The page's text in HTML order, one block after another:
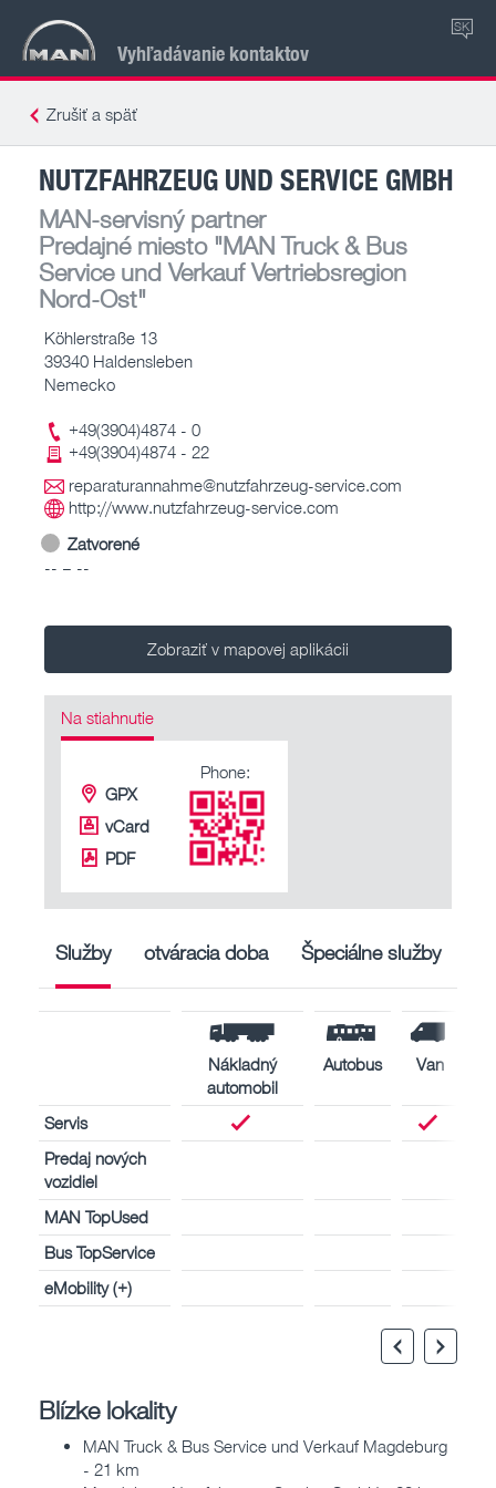
Vyhľadávanie kontaktov
SK
Zrušiť a späť
NUTZFAHRZEUG UND SERVICE GMBH
MAN-servisný partner
Predajné miesto"MAN Truck & Bus
Service und Verkauf Vertriebsregion
Nord-Ost"
Köhlerstraße 13
39340 Haldensleben
Nemecko
+49(3904)4874 - 0
+49(3904)4874 - 22
reparaturannahme@nutzfahrzeug-service.com
http://www.nutzfahrzeug-service.com
Zatvorené
-- – --
Zobraziť v mapovej aplikácii
Na stiahnutie
GPX
vCard
PDF
Phone:
Služby otváracia doba Špeciálne služby
Nákladný
automobil
Autobus Van
Servis
Predaj nových
vozidiel
MAN TopUsed
Bus TopService
eMobility (+)
Blízke lokality
MAN Truck & Bus Service und Verkauf Magdeburg
- 21 km